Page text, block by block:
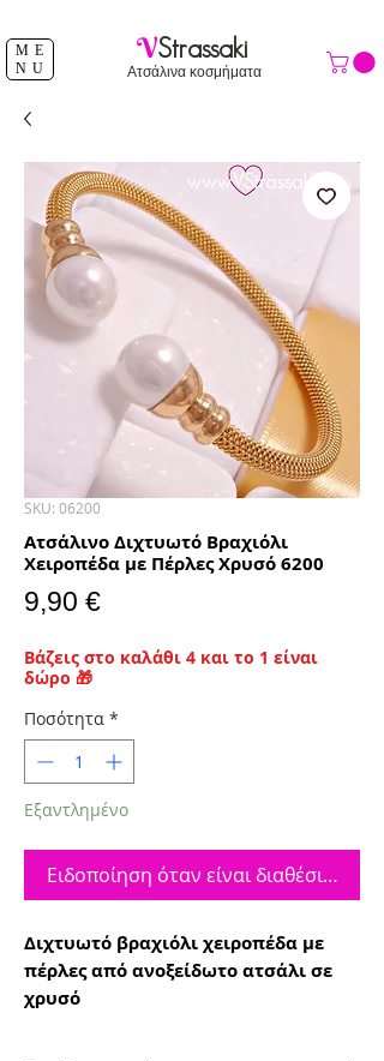
ME
NU
VStrassaki
Ατσάλινα κοσμήματα
SKU: 06200
Ατσάλινο Διχτυωτό Βραχιόλι
Χειροπέδα με Πέρλες Χρυσό 6200
9,90 €Τιμή
Βάζεις στο καλάθι 4 και το 1 είναι
δώρο 🎁
Ποσότητα *
Εξαντλημένο
Ειδοποίηση όταν είναι διαθέσιμο
Διχτυωτό βραχιόλι χειροπέδα με
πέρλες από ανοξείδωτο ατσάλι σε
χρυσό